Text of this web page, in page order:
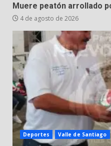
Muere peatón arrollado
4 de agosto de 2026
Deportes Valle de Santiago